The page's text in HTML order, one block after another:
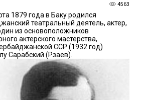
4563
1879 года в Баку родился
театральный деятель, актер,
из основоположников
актерского мастерства,
ССР (1932 год)
Сарабский (Рзаев).